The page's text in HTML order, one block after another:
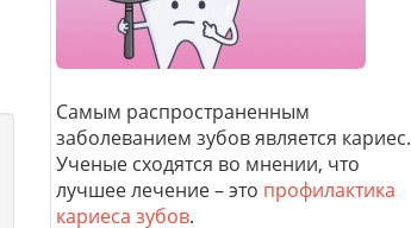
Самым распространенным
заболеванием зубов является кариес.
Ученые сходятся во мнении, что
лучшее лечение – это профилактика
кариеса зубов.